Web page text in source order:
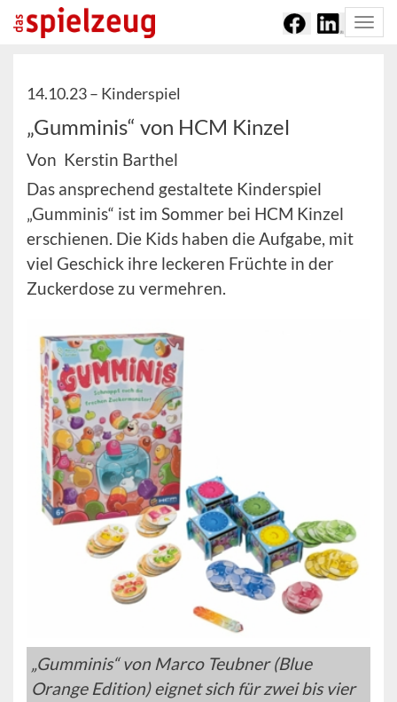
14.10.23 – Kinderspiel
„Gumminis“ von HCM Kinzel
Von Kerstin Barthel
Das ansprechend gestaltete Kinderspiel
„Gumminis“ ist im Sommer bei HCM Kinzel
erschienen. Die Kids haben die Aufgabe, mit
viel Geschick ihre leckeren Früchte in der
Zuckerdose zu vermehren.
„Gumminis“ von Marco Teubner (Blue
Orange Edition) eignet sich für zwei bis vier